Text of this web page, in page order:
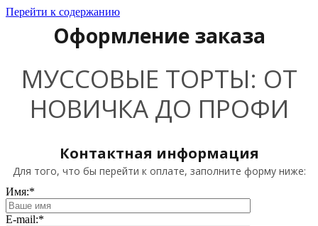
Перейти к содержанию
Оформление заказа
МУССОВЫЕ ТОРТЫ: ОТ
НОВИЧКА ДО ПРОФИ
Контактная информация
Для того, что бы перейти к оплате, заполните форму ниже:
Имя:*
E-mail:*